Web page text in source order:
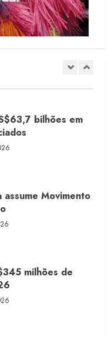
bilhões em
assume Movimento
milhões de